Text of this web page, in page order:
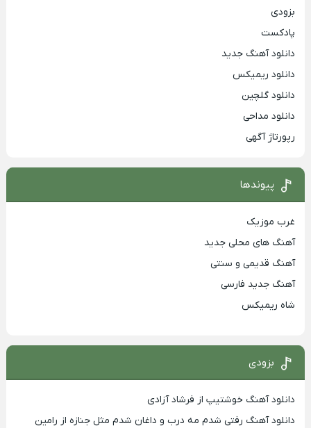
بزودی
پادکست
دانلود آهنگ جدید
دانلود ریمیکس
دانلود گلچین
دانلود مداحی
رپورتاژ آگهی
پیوندها
غرب موزیک
آهنگ های محلی جدید
آهنگ قدیمی و سنتی
آهنگ جدید فارسی
شاه ریمیکس
بزودی
دانلود آهنگ خوشتیپ از فرشاد آزادی
دانلود آهنگ رفتی شدم مه درب و داغان شدم مثل جنازه از رامین